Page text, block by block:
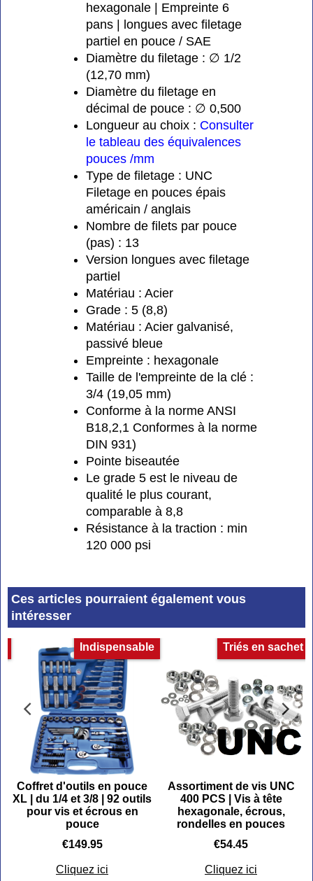
hexagonale | Empreinte 6
pans | longues avec filetage
partiel en pouce / SAE
Diamètre du filetage : ∅ 1/2
(12,70 mm)
Diamètre du filetage en
décimal de pouce : ∅ 0,500
Longueur au choix : Consulter
le tableau des équivalences
pouces /mm
Type de filetage : UNC
Filetage en pouces épais
américain / anglais
Nombre de filets par pouce
(pas) : 13
Version longues avec filetage
partiel
Matériau : Acier
Grade : 5 (8,8)
Matériau : Acier galvanisé,
passivé bleue
Empreinte : hexagonale
Taille de l'empreinte de la clé :
3/4 (19,05 mm)
Conforme à la norme ANSI
B18,2,1 Conformes à la norme
DIN 931)
Pointe biseautée
Le grade 5 est le niveau de
qualité le plus courant,
comparable à 8,8
Résistance à la traction : min
120 000 psi
Ces articles pourraient également vous
intéresser
Indispensable
Coffret d'outils en pouce
XL | du 1/4 et 3/8 | 92 outils
pour vis et écrous en
pouce
€149.95
Cliquez ici
Triés en sachet
Assortiment de vis UNC
400 PCS | Vis à tête
hexagonale, écrous,
rondelles en pouces
€54.45
Cliquez ici